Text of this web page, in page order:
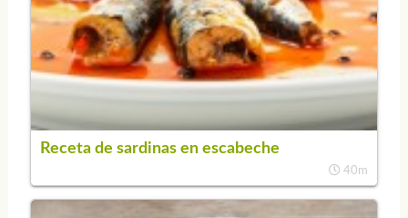
Receta de sardinas en escabeche
40m